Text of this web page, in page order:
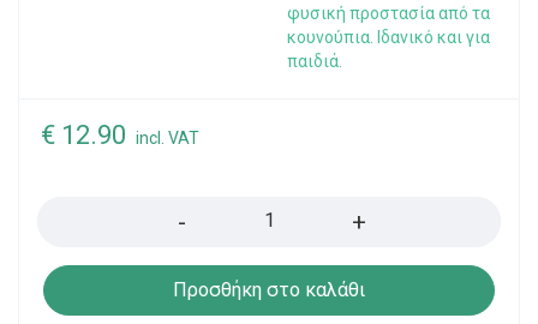
φυσική προστασία από τα
κουνούπια. Ιδανικό και για
παιδιά.
€ 12.90 incl. VAT
Προσθήκη στο καλάθι